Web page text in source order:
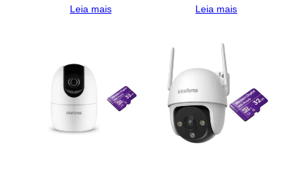
Leia mais Leia mais